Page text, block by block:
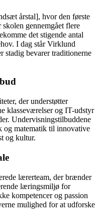
årstal], hvor den første
gennemgået flere
det stigende antal
I dag står Virklund
stadig bevarer traditionerne
der understøtter
klasseværelser og IT-udstyr
Undervisningstilbuddene
og matematik til innovative
og kultur.
lærerteam, der brænder
læringsmiljø for
kompetencer og passion
mulighed for at udforske